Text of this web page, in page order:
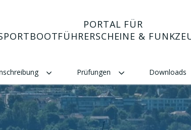
PORTAL FÜR
&
Prüfungen Downloads